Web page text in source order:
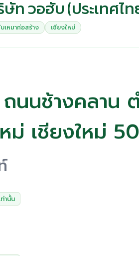
ษัท วอฮับ (ประเทศไ
เหมาก่อสร้าง เชียงใหม่
นนช้างคลาน
ม่ เชียงใหม่
านั้น